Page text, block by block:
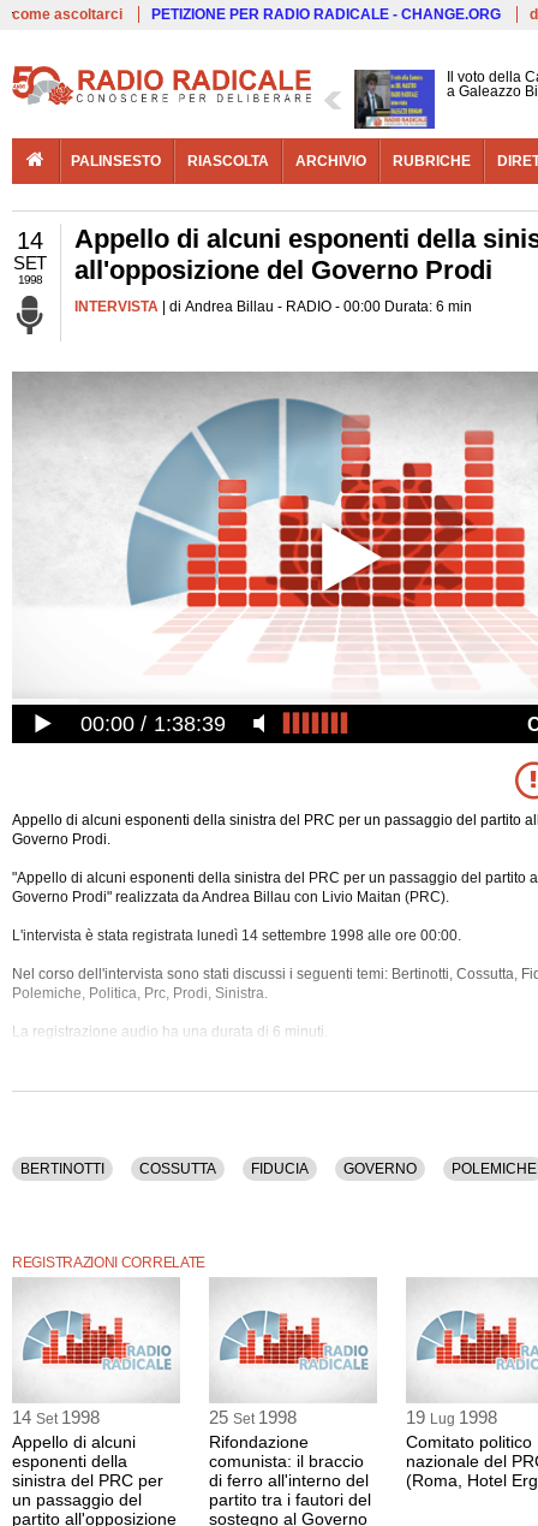
come ascoltarci PETIZIONE PER RADIO RADICALE - CHANGE.ORG
Il voto della
a Galeazzo
PALINSESTO RIASCOLTA ARCHIVIO RUBRICHE
14
SET
1998
Appello di alcuni esponenti della
all'opposizione del Governo Prodi
INTERVISTA | di Andrea Billau - RADIO - 00:00 Durata: 6 min
00:00 1:38:39
Appello di alcuni esponenti della sinistra del PRC per un passaggio del partito
Governo Prodi.
"Appello di alcuni esponenti della sinistra del PRC per un passaggio del partito
Governo Prodi" realizzata da Andrea Billau con Livio Maitan (PRC).
L'intervista è stata registrata lunedì 14 settembre 1998 alle ore 00:00.
Nel corso dell'intervista sono stati discussi i seguenti temi: Bertinotti, Cossutta,
Polemiche, Politica, Prc, Prodi, Sinistra.
La registrazione audio ha una durata di 6 minuti.
BERTINOTTI COSSUTTA FIDUCIA GOVERNO POLEMICHE
REGISTRAZIONI CORRELATE
14 Set 1998
Appello di alcuni
esponenti della
sinistra del PRC per
un passaggio del
partito all'opposizione
25 Set 1998
Rifondazione
comunista: il braccio
di ferro all'interno del
partito tra i fautori del
sostegno al Governo
19 Lug 1998
Comitato politico
nazionale del
(Roma, Hotel